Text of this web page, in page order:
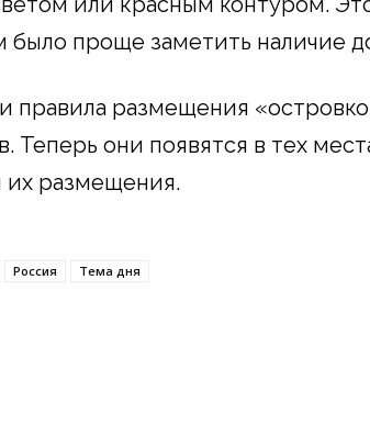
было проще заметить наличие
правила размещения
Теперь они появятся в тех
их размещения.
Россия Тема дня